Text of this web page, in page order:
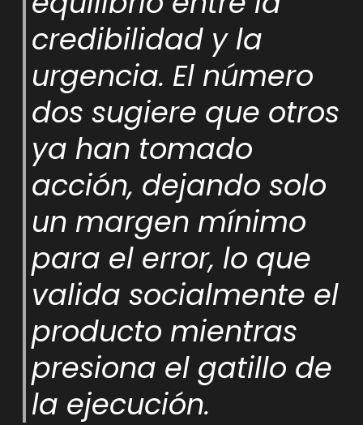
credibilidad y la
urgencia. El número
dos sugiere que otros
ya han tomado
acción, dejando solo
un margen mínimo
para el error, lo que
valida socialmente el
producto mientras
presiona el gatillo de
la ejecución.